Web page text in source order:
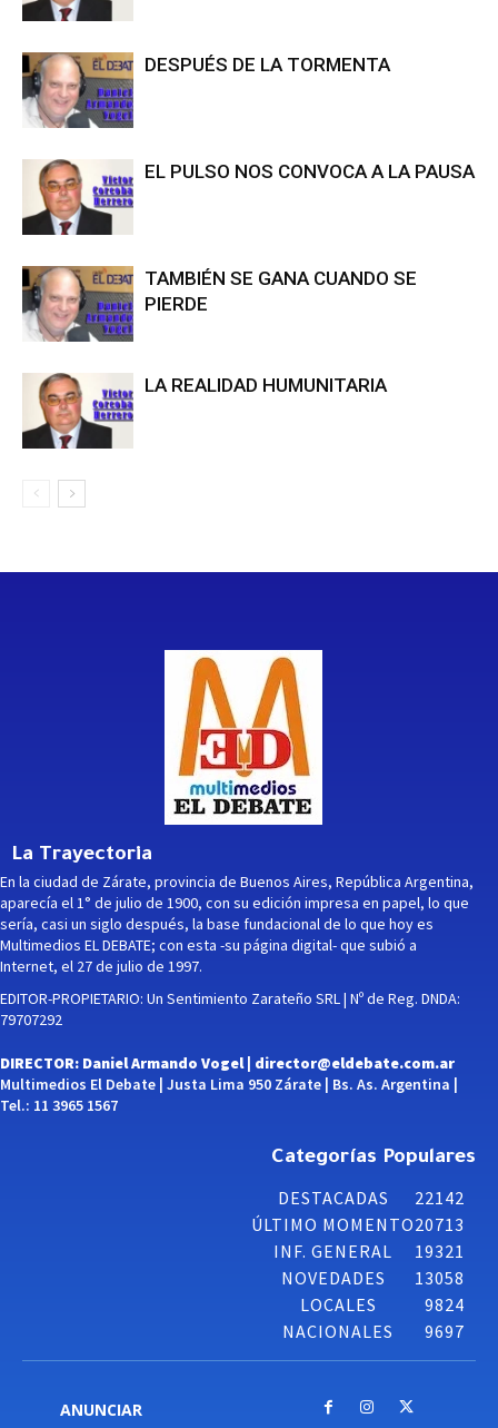
DESPUÉS DE LA TORMENTA
EL PULSO NOS CONVOCA A LA PAUSA
TAMBIÉN SE GANA CUANDO SE
PIERDE
LA REALIDAD HUMUNITARIA
La Trayectoria
En la ciudad de Zárate, provincia de Buenos Aires, República Argentina,
aparecía el 1° de julio de 1900, con su edición impresa en papel, lo que
sería, casi un siglo después, la base fundacional de lo que hoy es
Multimedios EL DEBATE; con esta -su página digital- que subió a
Internet, el 27 de julio de 1997.
EDITOR-PROPIETARIO: Un Sentimiento Zarateño SRL | Nº de Reg. DNDA:
79707292
DIRECTOR: Daniel Armando Vogel | director@eldebate.com.ar
Multimedios El Debate | Justa Lima 950 Zárate | Bs. As. Argentina |
Tel.: 11 3965 1567
Categorías Populares
DESTACADAS
22142
ÚLTIMO MOMENTO20713
INF. GENERAL
19321
NOVEDADES
13058
LOCALES
9824
NACIONALES
9697
ANUNCIAR